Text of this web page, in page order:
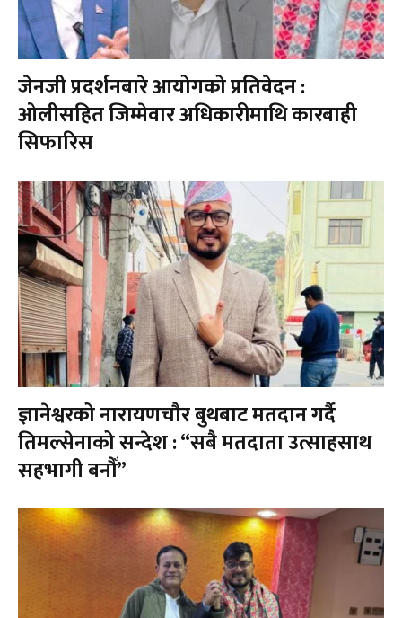
जेनजी प्रदर्शनबारे आयोगको प्रतिवेदन :
ओलीसहित जिम्मेवार अधिकारीमाथि कारबाही
सिफारिस
ज्ञानेश्वरको नारायणचौर बुथबाट मतदान गर्दै
तिमल्सेनाको सन्देश : “सबै मतदाता उत्साहसाथ
सहभागी बनौँ”